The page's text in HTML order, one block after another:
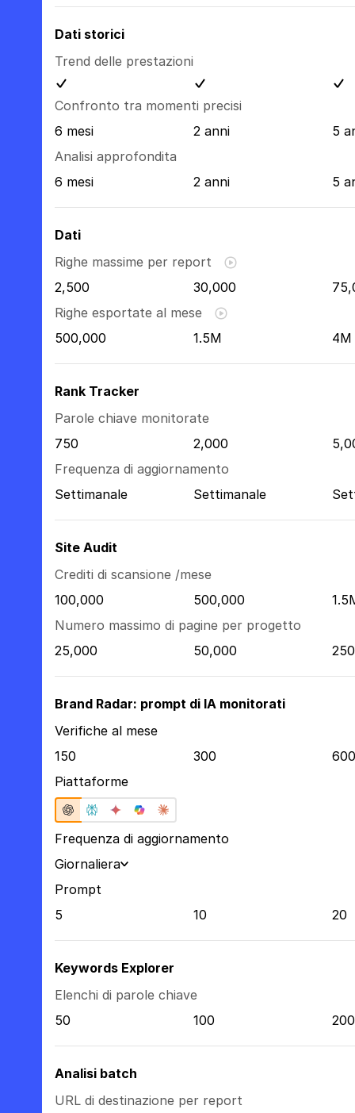
Dati storici
Trend delle prestazioni
Confronto tra momenti precisi
6 mesi
2 anni
5
Analisi approfondita
6 mesi
2 anni 5
Dati
Righe massime per report
2,500
30,000
Righe esportate al mese
500,000
1.5M 4M
Rank Tracker
Parole chiave monitorate
750
2,000
Frequenza di aggiornamento
Settimanale
Settimanale
Site Audit
Crediti di scansione /mese
100,000
500,000
Numero massimo di pagine per progetto
25,000
50,000
Brand Radar: prompt di IA monitorati
Verifiche al mese
150
300
600
Piattaforme
Frequenza di aggiornamento
Giornaliera
Prompt
5
10 20
Keywords Explorer
Elenchi di parole chiave
50
100 200
Analisi batch
URL di destinazione per report